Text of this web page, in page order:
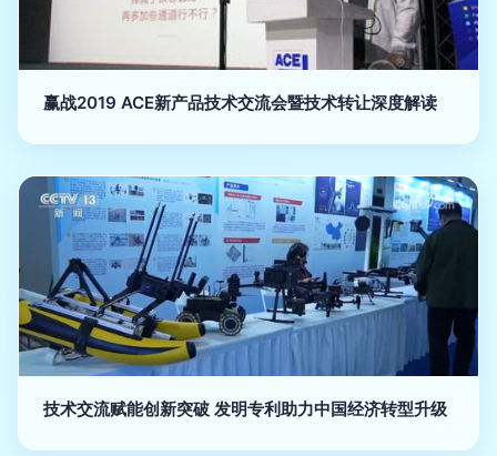
赢战2019 ACE新产品技术交流会暨技术转让深度解读
技术交流赋能创新突破 发明专利助力中国经济转型升级